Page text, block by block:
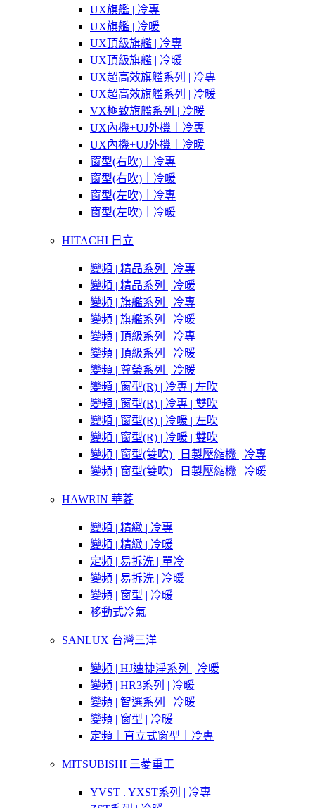
UX旗艦 | 冷專
UX旗艦 | 冷暖
UX頂級旗艦 | 冷專
UX頂級旗艦 | 冷暖
UX超高效旗艦系列 | 冷專
UX超高效旗艦系列 | 冷暖
VX極致旗艦系列 | 冷暖
UX內機+UJ外機｜冷專
UX內機+UJ外機｜冷暖
窗型(右吹)｜冷專
窗型(右吹)｜冷暖
窗型(左吹)｜冷專
窗型(左吹)｜冷暖
HITACHI 日立
變頻 | 精品系列 | 冷專
變頻 | 精品系列 | 冷暖
變頻 | 旗艦系列 | 冷專
變頻 | 旗艦系列 | 冷暖
變頻 | 頂級系列 | 冷專
變頻 | 頂級系列 | 冷暖
變頻 | 尊榮系列 | 冷暖
變頻 | 窗型(R) | 冷專 | 左吹
變頻 | 窗型(R) | 冷專 | 雙吹
變頻 | 窗型(R) | 冷暖 | 左吹
變頻 | 窗型(R) | 冷暖 | 雙吹
變頻 | 窗型(雙吹) | 日製壓縮機 | 冷專
變頻 | 窗型(雙吹) | 日製壓縮機 | 冷暖
HAWRIN 華菱
變頻 | 精緻 | 冷專
變頻 | 精緻 | 冷暖
定頻 | 易拆洗 | 單冷
變頻 | 易拆洗 | 冷暖
變頻 | 窗型 | 冷暖
移動式冷氣
SANLUX 台灣三洋
變頻 | HJ速捷淨系列 | 冷暖
變頻 | HR3系列 | 冷暖
變頻 | 智選系列 | 冷暖
變頻 | 窗型 | 冷暖
定頻｜直立式窗型｜冷專
MITSUBISHI 三菱重工
YVST . YXST系列 | 冷專